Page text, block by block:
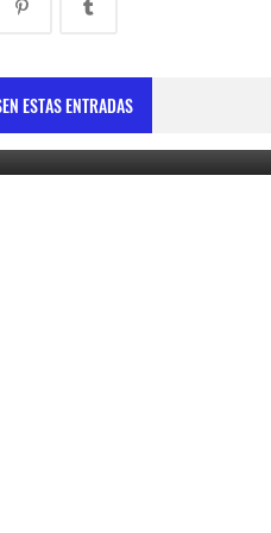
ESTAS ENTRADAS
motor de desarrollo sostenible
May 30, 2025